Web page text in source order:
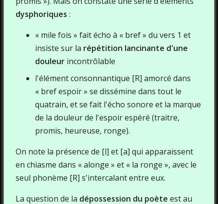
dysphoriques :
« mile fois » fait écho à « bref » du vers 1 et
insiste sur la répétition lancinante d'une
douleur incontrôlable
l'élément consonnantique [R] amorcé dans
« bref espoir » se dissémine dans tout le
quatrain, et se fait l'écho sonore et la marque
de la douleur de l'espoir espéré (traitre,
promis, heureuse, ronge).
On note la présence de [l] et [a] qui apparaissent
en chiasme dans « alonge » et « la ronge », avec le
seul phonème [R] s'intercalant entre eux.
La question de la dépossession du poète est au